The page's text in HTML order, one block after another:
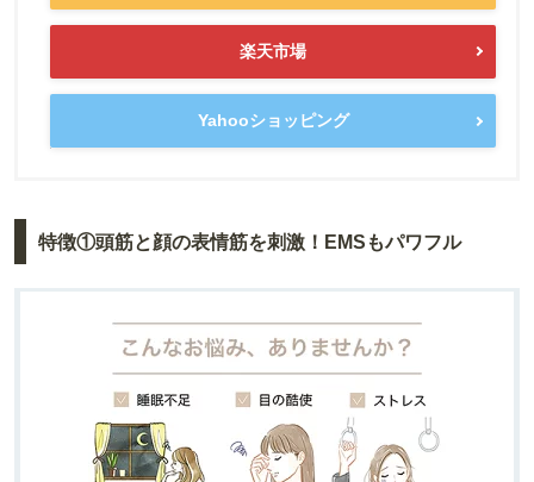
楽天市場
Yahooショッピング
特徴①頭筋と顔の表情筋を刺激！EMSもパワフル